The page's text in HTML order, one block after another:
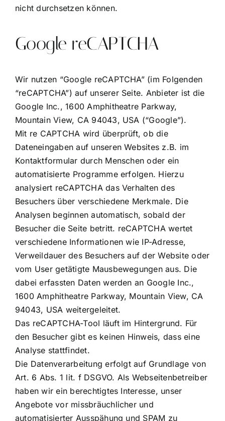
nicht durchsetzen können.
Google reCAPTCHA
Wir nutzen “Google reCAPTCHA” (im Folgenden
“reCAPTCHA”) auf unserer Seite. Anbieter ist die
Google Inc., 1600 Amphitheatre Parkway,
Mountain View, CA 94043, USA (“Google”).
Mit re CAPTCHA wird überprüft, ob die
Dateneingaben auf unseren Websites z.B. im
Kontaktformular durch Menschen oder ein
automatisierte Programme erfolgen. Hierzu
analysiert reCAPTCHA das Verhalten des
Besuchers über verschiedene Merkmale. Die
Analysen beginnen automatisch, sobald der
Besucher die Seite betritt. reCAPTCHA wertet
verschiedene Informationen wie IP-Adresse,
Verweildauer des Besuchers auf der Website oder
vom User getätigte Mausbewegungen aus. Die
dabei erfassten Daten werden an Google Inc.,
1600 Amphitheatre Parkway, Mountain View, CA
94043, USA weitergeleitet.
Das reCAPTCHA-Tool läuft im Hintergrund. Für
den Besucher gibt es keinen Hinweis, dass eine
Analyse stattfindet.
Die Datenverarbeitung erfolgt auf Grundlage von
Art. 6 Abs. 1 lit. f DSGVO. Als Webseitenbetreiber
haben wir ein berechtigtes Interesse, unser
Angebote vor missbräuchlicher und
automatisierter Ausspähung und SPAM zu